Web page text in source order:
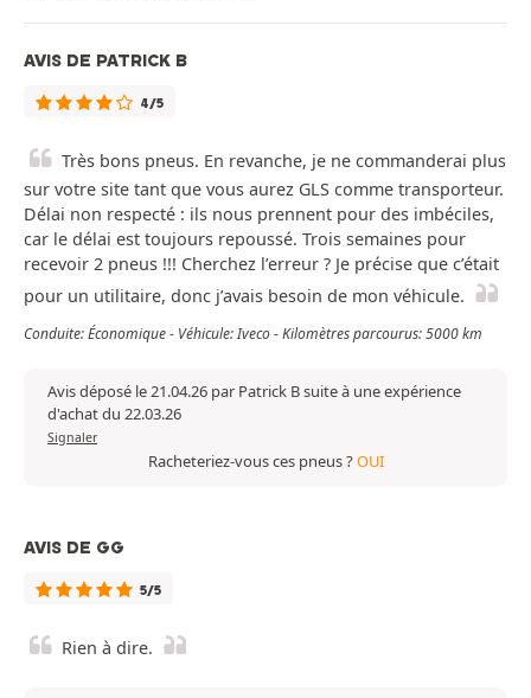
AVIS DE PATRICK B
4/5
Très bons pneus. En revanche, je ne commanderai plus
sur votre site tant que vous aurez GLS comme transporteur.
Délai non respecté : ils nous prennent pour des imbéciles,
car le délai est toujours repoussé. Trois semaines pour
recevoir 2 pneus !!! Cherchez l’erreur ? Je précise que c’était
pour un utilitaire, donc j’avais besoin de mon véhicule.
Conduite: Économique - Véhicule: Iveco - Kilomètres parcourus: 5000 km
Avis déposé le 21.04.26 par Patrick B suite à une expérience
d'achat du 22.03.26
Signaler
Racheteriez-vous ces pneus ?OUI
AVIS DE GG
5/5
Rien à dire.